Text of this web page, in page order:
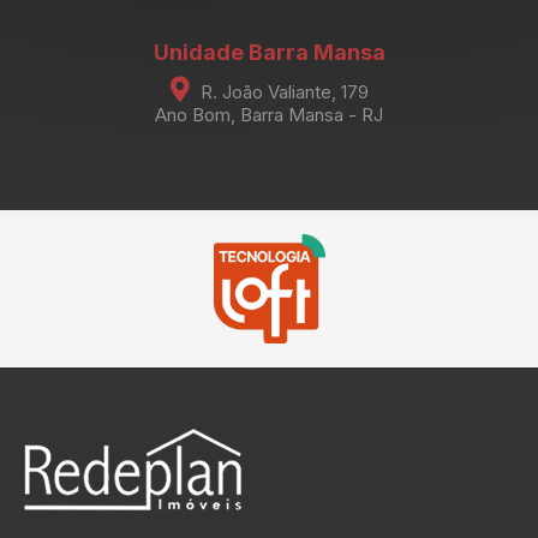
Unidade Barra Mansa
R. João Valiante, 179
Ano Bom, Barra Mansa - RJ